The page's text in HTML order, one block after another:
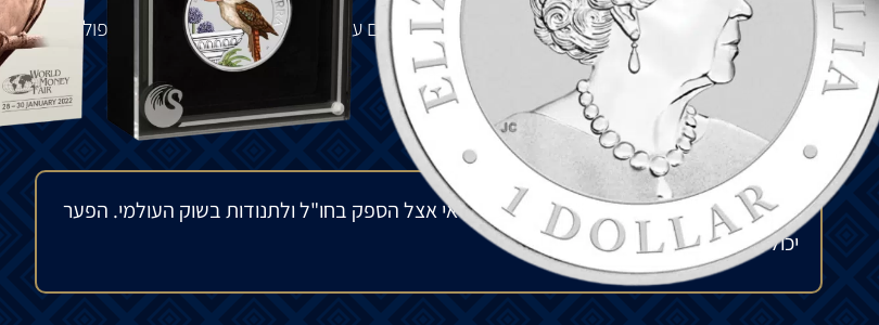
המטבע קוקאבורהצוחקתיושבת בזריחה,על גדםעץ . ברקעפרחיאגפנטוס
פופולרי
בגנים
אוסטרליים
850
₪ להזמנה מיוחדת
המחיר עשוי להשתנות בהתאם לזמינות המלאי אצל הספק בחו"ל ולתנודות בשוק העולמי. הפער
יכול לנוע בין 15% ל-35%.